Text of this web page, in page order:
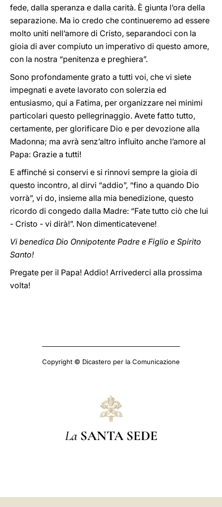
fede, dalla speranza e dalla carità. È giunta l’ora della
separazione. Ma io credo che continueremo ad essere
molto uniti nell’amore di Cristo, separandoci con la
gioia di aver compiuto un imperativo di questo amore,
con la nostra “penitenza e preghiera”.
Sono profondamente grato a tutti voi, che vi siete
impegnati e avete lavorato con solerzia ed
entusiasmo, qui a Fatima, per organizzare nei minimi
particolari questo pellegrinaggio. Avete fatto tutto,
certamente, per glorificare Dio e per devozione alla
Madonna; ma avrà senz’altro influito anche l’amore al
Papa: Grazie a tutti!
E affinché si conservi e si rinnovi sempre la gioia di
questo incontro, al dirvi “addio”, “fino a quando Dio
vorrà”, vi do, insieme alla mia benedizione, questo
ricordo di congedo dalla Madre: “Fate tutto ciò che lui
- Cristo - vi dirà!”. Non dimenticatevene!
Vi benedica Dio Onnipotente Padre e Figlio e Spirito
Santo!
Pregate per il Papa! Addio! Arrivederci alla prossima
volta!
Copyright © Dicastero per la Comunicazione
La SANTA SEDE